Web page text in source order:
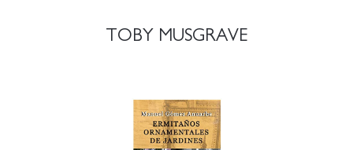
TOBY MUSGRAVE